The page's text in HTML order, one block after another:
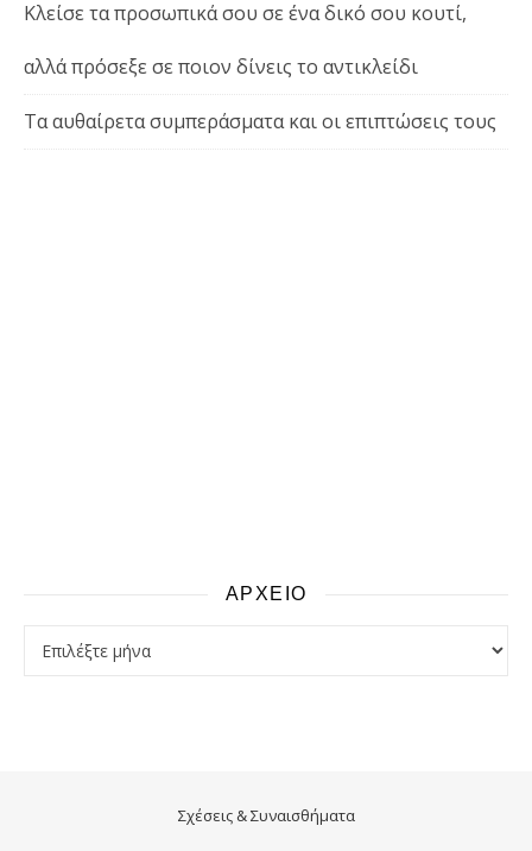
Κλείσε τα προσωπικά σου σε ένα δικό σου κουτί,
αλλά πρόσεξε σε ποιον δίνεις το αντικλείδι
Τα αυθαίρετα συμπεράσματα και οι επιπτώσεις τους
ΑΡΧΕΙΟ
Σχέσεις & Συναισθήματα